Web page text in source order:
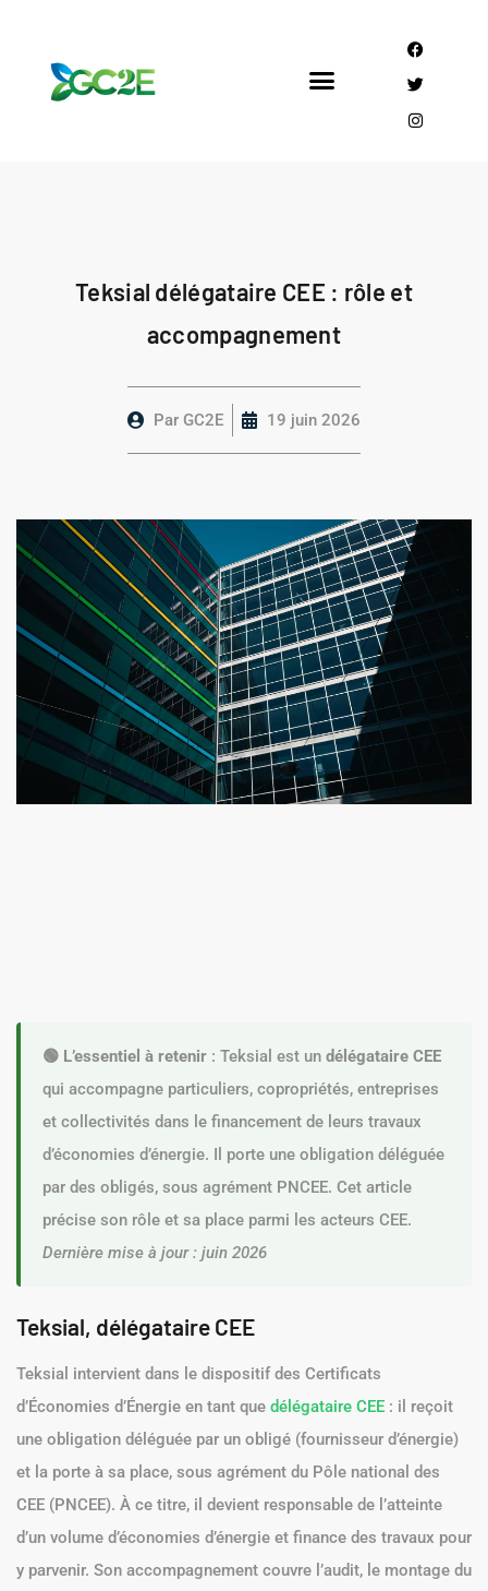
Teksial délégataire CEE : rôle et
accompagnement
Par GC2E 19 juin 2026
🟢 L’essentiel à retenir : Teksial est un délégataire CEE
qui accompagne particuliers, copropriétés, entreprises
et collectivités dans le financement de leurs travaux
d’économies d’énergie. Il porte une obligation déléguée
par des obligés, sous agrément PNCEE. Cet article
précise son rôle et sa place parmi les acteurs CEE.
Dernière mise à jour : juin 2026
Teksial, délégataire CEE
Teksial intervient dans le dispositif des Certificats
d’Économies d’Énergie en tant que délégataire CEE : il reçoit
une obligation déléguée par un obligé (fournisseur d’énergie)
et la porte à sa place, sous agrément du Pôle national des
CEE (PNCEE). À ce titre, il devient responsable de l’atteinte
d’un volume d’économies d’énergie et finance des travaux pour
y parvenir. Son accompagnement couvre l’audit, le montage du